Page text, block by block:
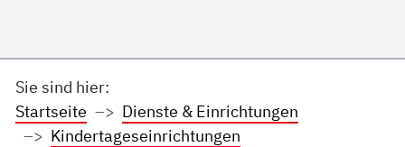
Sie sind hier:
Startseite
Dienste & Einrichtungen
Kindertageseinrichtungen